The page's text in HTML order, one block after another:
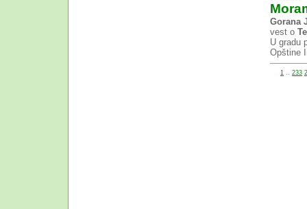
Gorana
vest o
U gradu
Opštine
1 .. 233